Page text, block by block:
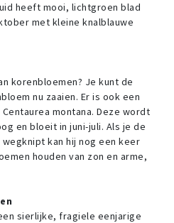
heeft mooi, lichtgroen blad
met kleine knalblauwe
korenbloemen? Je kunt de
nu zaaien. Er is ook een
montana. Deze wordt
en bloeit in juni-juli. Als je de
kan hij nog een keer
houden van zon en arme,
sierlijke, fragiele eenjarige